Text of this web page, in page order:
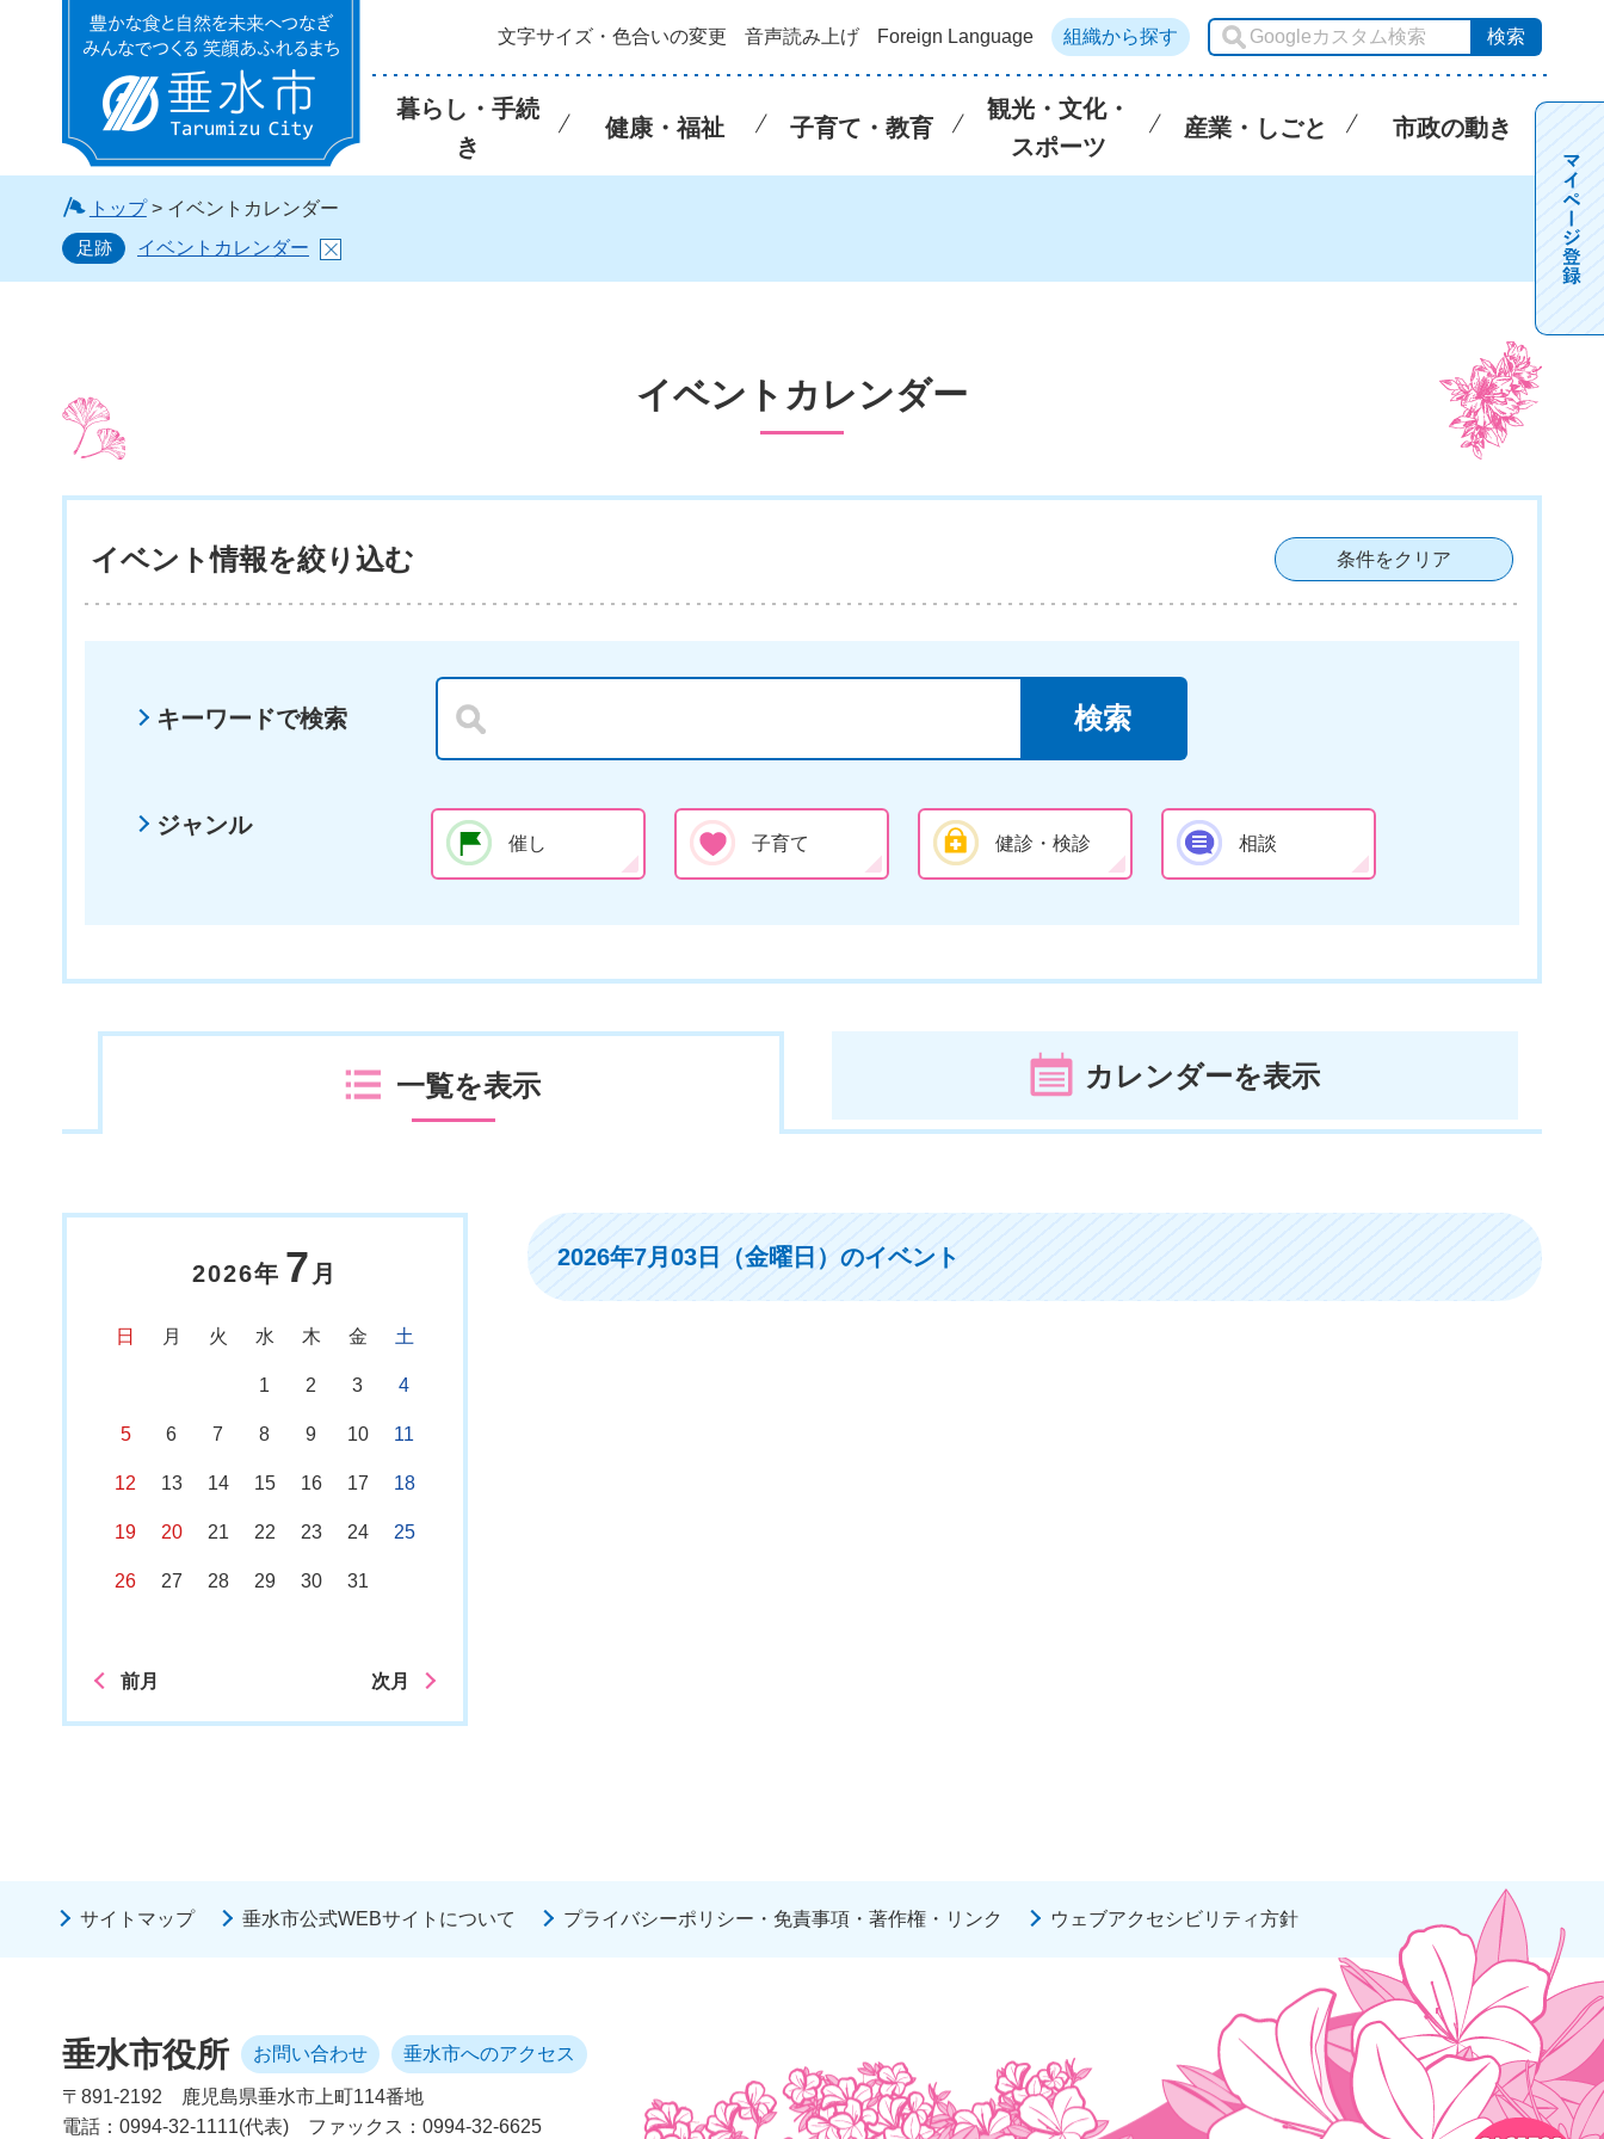
垂水市 文字サイズ・色合いの変更 音声読み上げ Foreign Language 組織から探す
暮らし・手続
き
健康・福祉 子育て・教育
観光・文化・
スポーツ
産業・しごと 市政の動き
トップ> イベントカレンダー
足跡
イベントカレンダー
イベントカレンダー
イベント情報を絞り込む 条件をクリア
キーワードで検索
ジャンル
催し 子育て 健診・検診 相談
一覧を表示 カレンダーを表示
2026年 7 月
日 月 火 水 木 金 土
1 2 3 4
5 6 7 8 9 10 11
12 13 14 15 16 17 18
19 20 21 22 23 24 25
26 27 28 29 30 31
前月 次月
2026年7月03日（金曜日）のイベント
サイトマップ 垂水市公式WEBサイトについて プライバシーポリシー・免責事項・著作権・リンク ウェブアクセシビリティ方針
垂水市役所 お問い合わせ 垂水市へのアクセス
〒891-2192
鹿児島県垂水市上町114番地
電話：0994-32-1111(代表)
ファックス：0994-32-6625